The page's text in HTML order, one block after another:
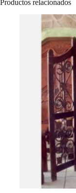
Productos relacionados